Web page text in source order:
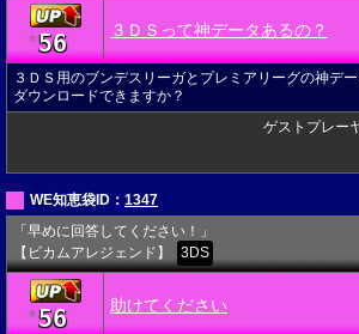
★56 ３ＤＳって神データあるの？
３ＤＳ用のブンデスリーガとプレミアリーグの神デ
ダウンロードできますか？
ゲストプレー
WE知恵袋ID： 1347
「早めに回答してください！」
【ビカムアレジェンド】
3DS
★56 助けてください